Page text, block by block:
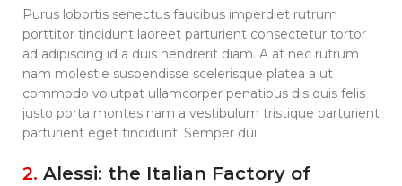
Purus lobortis senectus faucibus imperdiet rutrum
porttitor tincidunt laoreet parturient consectetur tortor
ad adipiscing id a duis hendrerit diam. A at nec rutrum
nam molestie suspendisse scelerisque platea a ut
commodo volutpat ullamcorper penatibus dis quis felis
justo porta montes nam a vestibulum tristique parturient
parturient eget tincidunt. Semper dui.
2. Alessi: the Italian Factory of